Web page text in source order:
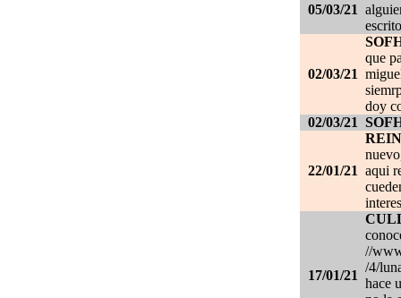
05/03/21
02/03/21
que
doy
02/03/21
22/01/21 aqui
17/01/21
//
/4/
hace